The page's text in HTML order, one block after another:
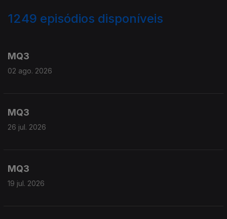
1249 episódios disponíveis
MQ3
02 ago. 2026
MQ3
26 jul. 2026
MQ3
19 jul. 2026